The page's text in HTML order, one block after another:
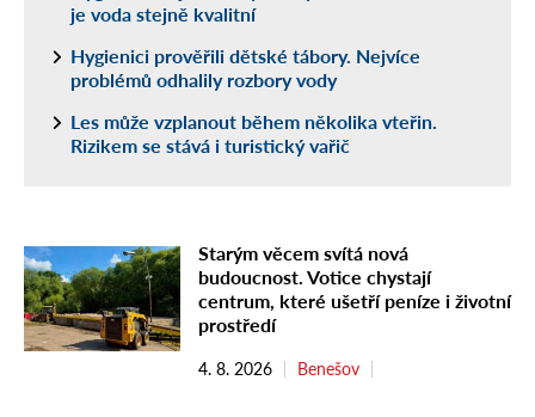
je voda stejně kvalitní
Hygienici prověřili dětské tábory. Nejvíce
problémů odhalily rozbory vody
Les může vzplanout během několika vteřin.
Rizikem se stává i turistický vařič
Starým věcem svítá nová
budoucnost. Votice chystají
centrum, které ušetří peníze i životní
prostředí
4. 8. 2026 Benešov